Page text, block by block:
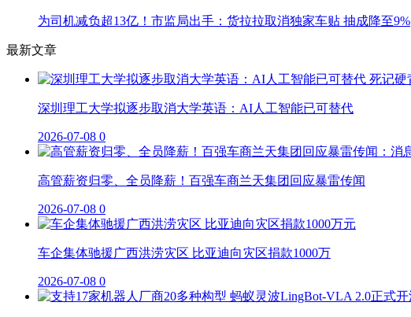
为司机减负超13亿！市监局出手：货拉拉取消独家车贴 抽成降至9%
最新文章
深圳理工大学拟逐步取消大学英语：AI人工智能已可替代
2026-07-08 0
高管薪资归零、全员降薪！百强车商兰天集团回应暴雷传闻
2026-07-08 0
车企集体驰援广西洪涝灾区 比亚迪向灾区捐款1000万
2026-07-08 0